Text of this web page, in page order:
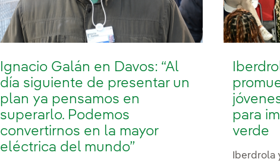
Ignacio Galán en Davos: “Al
día siguiente de presentar un
plan ya pensamos en
superarlo. Podemos
convertirnos en la mayor
eléctrica del mundo”
para
verde
Iberdrola